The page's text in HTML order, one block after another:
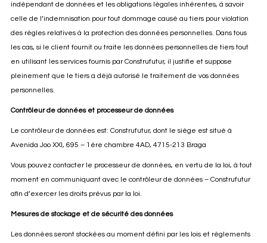
indépendant de données et les obligations légales inhérentes, à savoir
celle de l’indemnisation pour tout dommage causé au tiers pour violation
des règles relatives à la protection des données personnelles. Dans tous
les cas, si le client fournit ou traite les données personnelles de tiers tout
en utilisant les services fournis par Construfutur, il justifie et suppose
pleinement que le tiers a déjà autorisé le traitement de vos données
personnelles.
Contrôleur de données et processeur de données
Le contrôleur de données est: Construfutur, dont le siège est situé à
Avenida Joo XXI, 695 – 1ère chambre 4AD, 4715-213 Braga
Vous pouvez contacter le processeur de données, en vertu de la loi, à tout
moment en communiquant avec le contrôleur de données – Construfutur
afin d’exercer les droits prévus par la loi.
Mesures de stockage et de sécurité des données
Les données seront stockées au moment défini par les lois et règlements